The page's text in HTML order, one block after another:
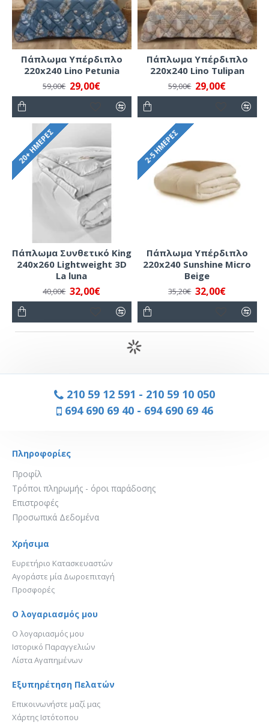
Πάπλωμα Υπέρδιπλο
220x240 Lino Petunia
29,00€
59,00€
Πάπλωμα Υπέρδιπλο
220x240 Lino Tulipan
29,00€
59,00€
20+ ΗΜΈΡΕΣ
Πάπλωμα Συνθετικό King
240x260 Lightweight 3D
La luna
32,00€
40,00€
2-5 ΗΜΈΡΕΣ
Πάπλωμα Υπέρδιπλο
220x240 Sunshine Micro
Beige
32,00€
35,20€
210 59 12 591 - 210 59 10 050
694 690 69 40 - 694 690 69 46
Πληροφορίες
Προφίλ
Τρόποι πληρωμής - όροι παράδοσης
Επιστροφές
Προσωπικά Δεδομένα
Χρήσιμα
Ευρετήριο Κατασκευαστών
Αγοράστε μία Δωροεπιταγή
Προσφορές
Ο λογαριασμός μου
Ο λογαριασμός μου
Ιστορικό Παραγγελιών
Λίστα Αγαπημένων
Εξυπηρέτηση Πελατών
Επικοινωνήστε μαζί μας
Χάρτης Ιστότοπου